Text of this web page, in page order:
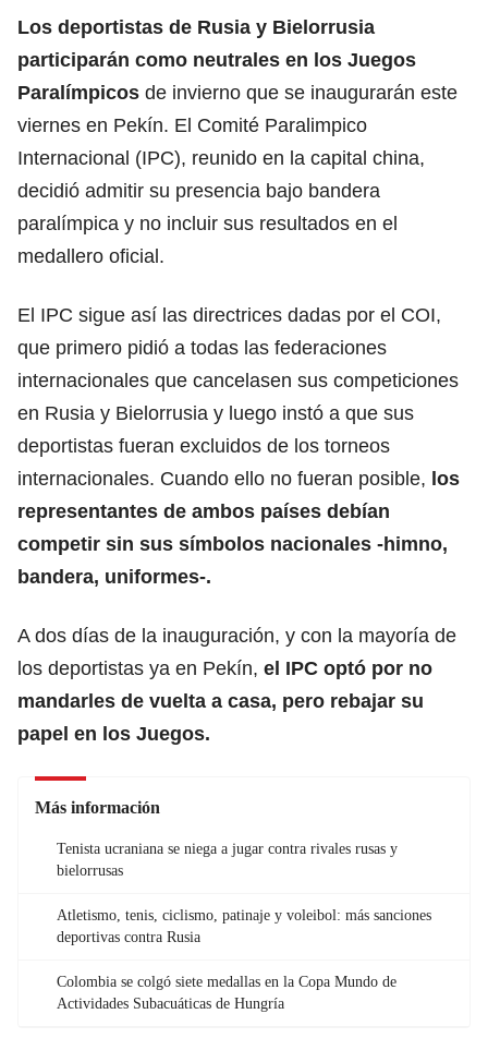
Los deportistas de Rusia y Bielorrusia
participarán como neutrales en los Juegos
Paralímpicos de invierno que se inaugurarán este
viernes en Pekín. El Comité Paralimpico
Internacional (IPC), reunido en la capital china,
decidió admitir su presencia bajo bandera
paralímpica y no incluir sus resultados en el
medallero oficial.
El IPC sigue así las directrices dadas por el COI,
que primero pidió a todas las federaciones
internacionales que cancelasen sus competiciones
en Rusia y Bielorrusia y luego instó a que sus
deportistas fueran excluidos de los torneos
internacionales. Cuando ello no fueran posible, los
representantes de ambos países debían
competir sin sus símbolos nacionales -himno,
bandera, uniformes-.
A dos días de la inauguración, y con la mayoría de
los deportistas ya en Pekín, el IPC optó por no
mandarles de vuelta a casa, pero rebajar su
papel en los Juegos.
Más información
Tenista ucraniana se niega a jugar contra rivales rusas y
bielorrusas
Atletismo, tenis, ciclismo, patinaje y voleibol: más sanciones
deportivas contra Rusia
Colombia se colgó siete medallas en la Copa Mundo de
Actividades Subacuáticas de Hungría